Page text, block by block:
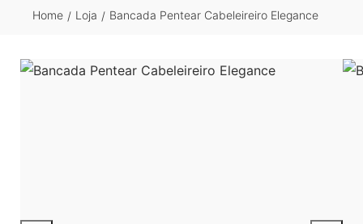
Home / Loja / Bancada Pentear Cabeleireiro Elegance